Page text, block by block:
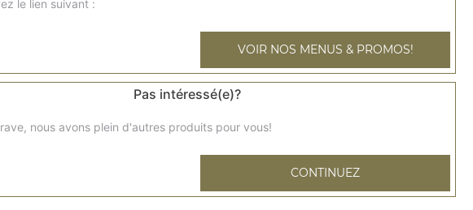
Nos
pizza margarita s, pizza 4
Nos Pizzas L
le lien suivant :
VOIR NOS MENUS & PROMOS!
Pas intéressé(e)?
nous avons plein d'autres produits pour vous!
CONTINUEZ